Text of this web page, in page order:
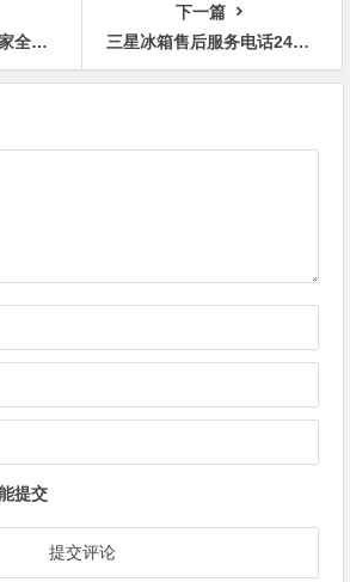
中心
下一篇
三星冰箱售后服务电话24小时报修热线400热线
提交